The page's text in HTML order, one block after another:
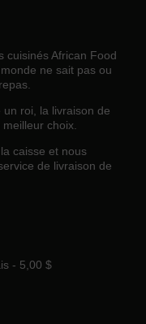
cuisinés African Food
ne sait pas ou
roi, la livraison de
choix.
caisse et nous
de livraison de
- 5,00 $